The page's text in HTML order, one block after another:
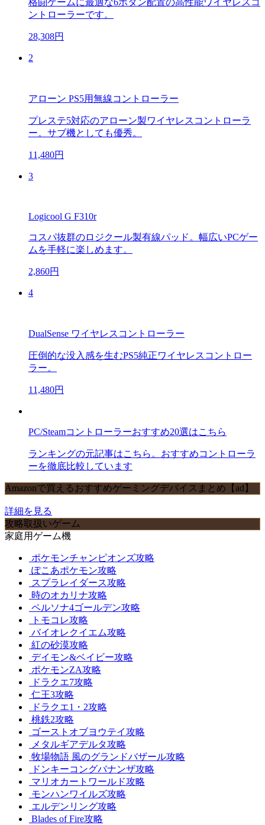
格闘ゲームに最適な6ボタン配置の高性能ワイヤレスコ
ントローラーです。
28,308円
2
アローン PS5用無線コントローラー
プレステ5対応のアローン製ワイヤレスコントローラ
ー。サブ機としても優秀。
11,480円
3
Logicool G F310r
コスパ抜群のロジクール製有線パッド。幅広いPCゲー
ムを手軽に楽しめます。
2,860円
4
DualSense ワイヤレスコントローラー
圧倒的な没入感を生むPS5純正ワイヤレスコントロー
ラー。
11,480円
PC/Steamコントローラーおすすめ20選はこちら
ランキングの元記事はこちら。おすすめコントローラ
ーを徹底比較しています
Amazonで買えるおすすめゲーミングデバイスまとめ【ad】
詳細を見る
攻略取扱いゲーム
家庭用ゲーム機
ポケモンチャンピオンズ攻略
ぽこあポケモン攻略
スプラレイダース攻略
時のオカリナ攻略
ペルソナ4ゴールデン攻略
トモコレ攻略
バイオレクイエム攻略
紅の砂漠攻略
デイモン&ベイビー攻略
ポケモンZA攻略
ドラクエ7攻略
仁王3攻略
ドラクエ1・2攻略
桃鉄2攻略
ゴーストオブヨウテイ攻略
メタルギアデルタ攻略
牧場物語 風のグランドバザール攻略
ドンキーコングバナンザ攻略
マリオカートワールド攻略
モンハンワイルズ攻略
エルデンリング攻略
Blades of Fire攻略